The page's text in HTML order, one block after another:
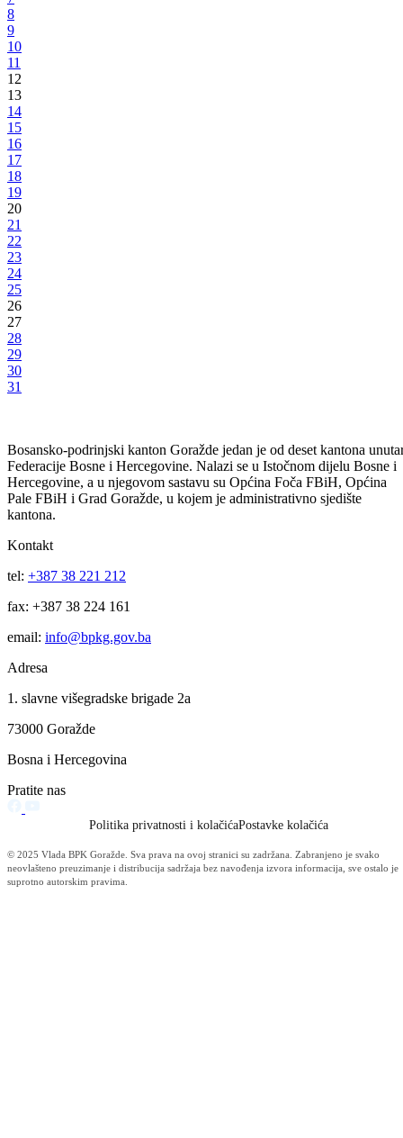
Održana vanredna sjednica Kantonalnog štaba civilne zaštite
Razmatran zahtjev Općine Pale u FBiH za dodjelu interventne
za saniranje posljedica prirodne nesreće
16.01.2019